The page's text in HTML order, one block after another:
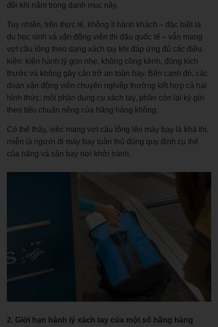
đôi khi nằm trong danh mục này.
Tuy nhiên, trên thực tế, không ít hành khách – đặc biệt là
du học sinh và vận động viên thi đấu quốc tế – vẫn mang
vợt cầu lông theo dạng xách tay khi đáp ứng đủ các điều
kiện: kiện hành lý gọn nhẹ, không cồng kềnh, đúng kích
thước và không gây cản trở an toàn bay. Bên cạnh đó, các
đoàn vận động viên chuyên nghiệp thường kết hợp cả hai
hình thức: một phần dụng cụ xách tay, phần còn lại ký gửi
theo tiêu chuẩn riêng của hãng hàng không.
Có thể thấy, việc mang vợt cầu lông lên máy bay là khả thi,
miễn là người đi máy bay tuân thủ đúng quy định cụ thể
của hãng và sân bay nơi khởi hành.
2. Giới hạn hành lý xách tay của một số hãng hàng